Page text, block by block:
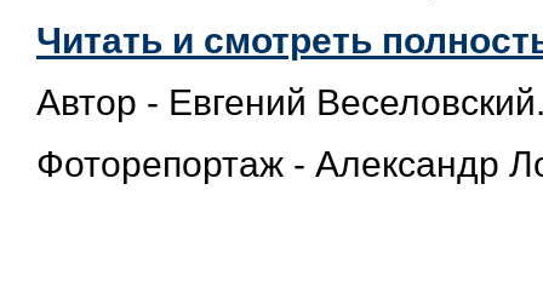
Читать и смотреть
Автор - Евгений
Фоторепортаж - Александр